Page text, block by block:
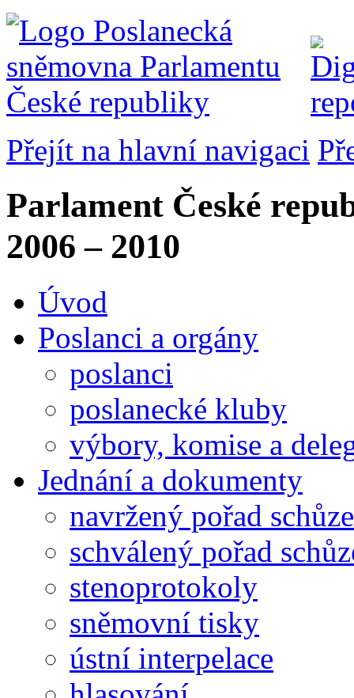
Přejít na hlavní navigaci
Parlament České
2006 – 2010
Úvod
Poslanci a orgány
poslanci
poslanecké kluby
výbory, komise a
Jednání a dokumenty
navržený pořad schůze
schválený pořad
stenoprotokoly
sněmovní tisky
ústní interpelace